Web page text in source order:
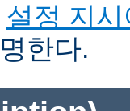
설정 지시
한다.